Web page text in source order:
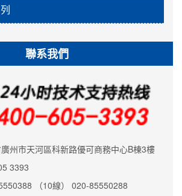
聯系我們
州市天河區科新路優可商務中心B棟3樓
3393
（10線） 020-85550288